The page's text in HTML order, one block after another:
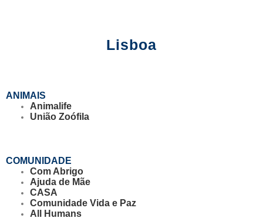
Lisboa
ANIMAIS
Animalife
União Zoófila
COMUNIDADE
Com Abrigo
Ajuda de Mãe
CASA
Comunidade Vida e Paz
All Humans